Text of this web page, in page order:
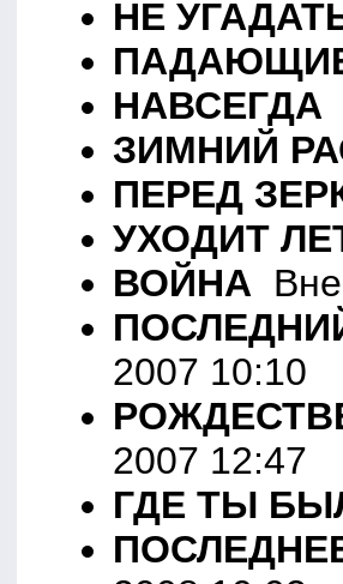
НЕ
НАВСЕГДА
ЗИМНИЙ
ПЕРЕД
УХОДИТ
ВОЙНА
2007 10:10
2007 12:47
ГДЕ ТЫ